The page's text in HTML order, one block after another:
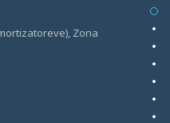
Zona